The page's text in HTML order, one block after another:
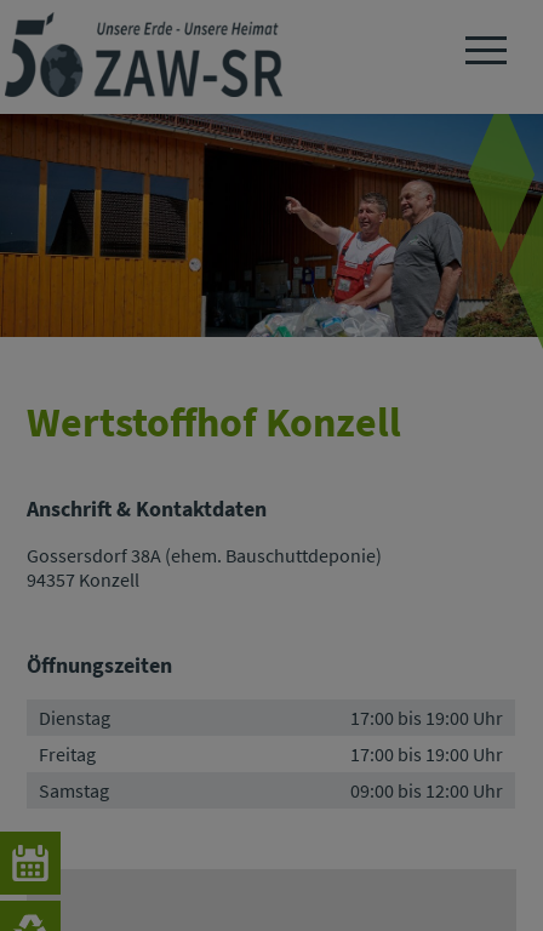
Navigation
Wertstoffhof Konzell
Anschrift & Kontaktdaten
Gossersdorf 38A (ehem. Bauschuttdeponie)
94357 Konzell
Öffnungszeiten
Dienstag
17:00 bis 19:00 Uhr
Freitag
17:00 bis 19:00 Uhr
Samstag
09:00 bis 12:00 Uhr